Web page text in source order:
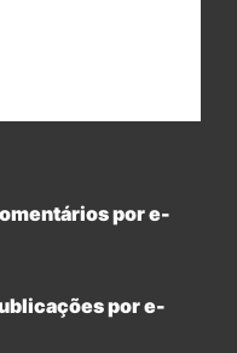
por e-
por e-